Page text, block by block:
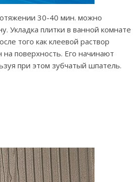
30-40 мин. можно
Укладка плитки в ванной комнате
того как клеевой раствор
поверхность. Его начинают
при этом зубчатый шпатель.